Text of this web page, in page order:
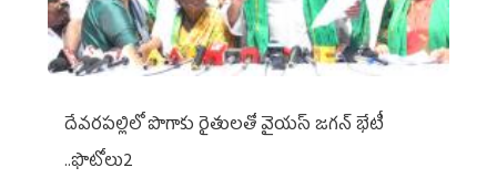
దేవరపల్లిలో పొగాకు రైతులతో వైయస్ జగన్ భేటీ
..ఫొటోలు2